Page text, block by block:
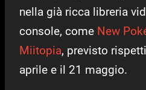
nella già ricca libreria
console, come New
Miitopia, previsto
aprile e il 21 maggio.